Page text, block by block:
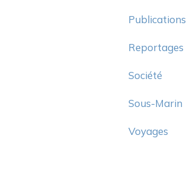
Publications
Reportages
Société
Sous-Marin
Voyages